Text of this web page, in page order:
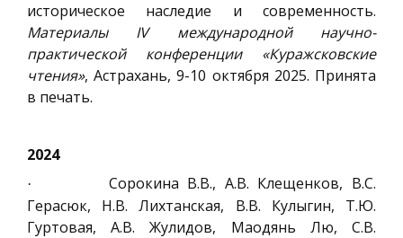
историческое наследие и современность.
Материалы IV международной научно-
практической конференции «Куражсковские
чтения», Астрахань, 9-10 октября 2025. Принята
в печать.
2024
·
Сорокина В.В., А.В. Клещенков, В.С.
Герасюк, Н.В. Лихтанская, В.В. Кулыгин, Т.Ю.
Гуртовая, А.В. Жулидов, Маодянь Лю, С.В.